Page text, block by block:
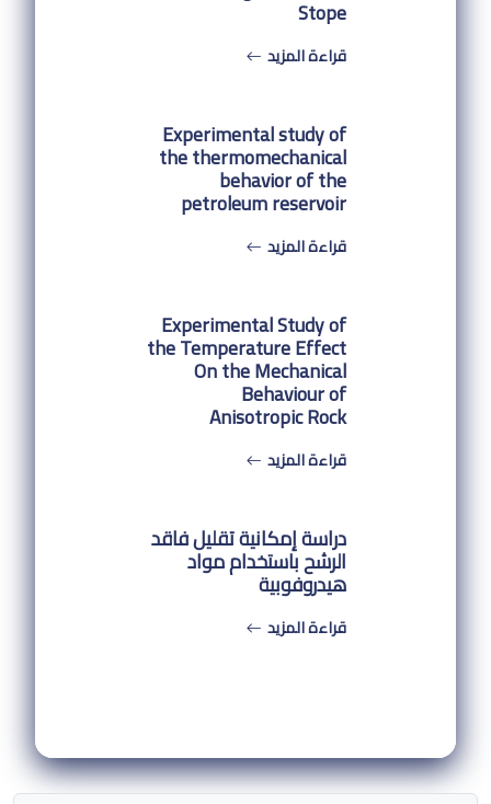
Stope
قراءة المزيد
Experimental study of
the thermomechanical
behavior of the
petroleum reservoir
قراءة المزيد
Experimental Study of
the Temperature Effect
On the Mechanical
Behaviour of
Anisotropic Rock
قراءة المزيد
دراسة إمكانية تقليل فاقد
الرشح باستخدام مواد
هيدروفوبية
قراءة المزيد